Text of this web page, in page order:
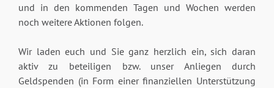
und in den kommenden Tagen und Wochen werden
noch weitere Aktionen folgen.
Wir laden euch und Sie ganz herzlich ein, sich daran
aktiv zu beteiligen bzw. unser Anliegen durch
Geldspenden (in Form einer finanziellen Unterstützung